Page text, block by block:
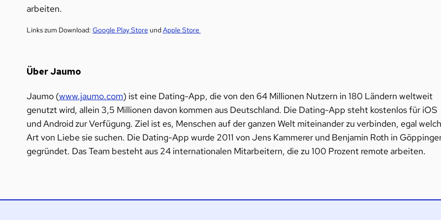
arbeiten.
Links zum Download: Google Play Store undApple Store
Über Jaumo
Jaumo (www.jaumo.com) ist eine Dating-App, die von den 64 Millionen Nutzern in 180 Ländern weltweit
genutzt wird, allein 3,5 Millionen davon kommen aus Deutschland. Die Dating-App steht kostenlos für iOS
und Android zur Verfügung. Ziel ist es, Menschen auf der ganzen Welt miteinander zu verbinden, egal
Art von Liebe sie suchen. Die Dating-App wurde 2011 von Jens Kammerer und Benjamin Roth in
gegründet. Das Team besteht aus 24 internationalen Mitarbeitern, die zu 100 Prozent remote arbeiten.